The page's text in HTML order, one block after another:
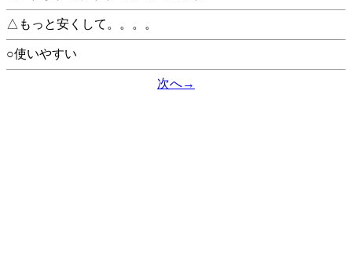
△もっと安くして。。。。
○使いやすい
次へ→